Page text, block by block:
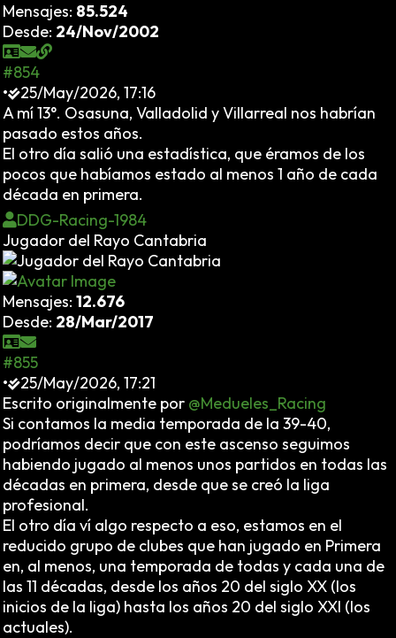
Mensajes: 85.524
Desde: 24/Nov/2002
#854
•
25/May/2026, 17:16
A mí 13°. Osasuna, Valladolid y Villarreal nos habrían
pasado estos años.
El otro día salió una estadística, que éramos de los
pocos que habíamos estado al menos 1 año de cada
década en primera.
DDG-Racing-1984
Jugador del Rayo Cantabria
Mensajes: 12.676
Desde: 28/Mar/2017
#855
•
25/May/2026, 17:21
Escrito originalmente por @Medueles_Racing
Si contamos la media temporada de la 39-40,
podríamos decir que con este ascenso seguimos
habiendo jugado al menos unos partidos en todas las
décadas en primera, desde que se creó la liga
profesional.
El otro día ví algo respecto a eso, estamos en el
reducido grupo de clubes que han jugado en Primera
en, al menos, una temporada de todas y cada una de
las 11 décadas, desde los años 20 del siglo XX (los
inicios de la liga) hasta los años 20 del siglo XXI (los
actuales).